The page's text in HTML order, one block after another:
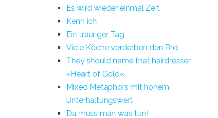
Es wird wieder einmal Zeit
Kenn ich
Ein trauriger Tag
Viele Köche verderben den Brei
They should name that hairdresser
»Heart of Gold«
Mixed Metaphors mit hohem
Unterhaltungswert
Da muss man was tun!